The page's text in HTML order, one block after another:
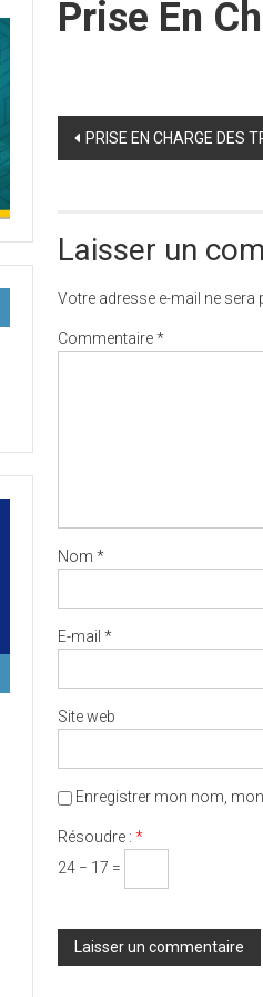
Prise En
Post
PRISE EN CHARGE DES
Laisser un
Votre adresse e-mail ne sera
Commentaire*
Nom *
E-mail *
Site web
Enregistrer mon nom,
Résoudre : *
24 − 17 =